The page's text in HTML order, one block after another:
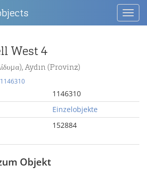
West 4
Aydın (Provinz)
1146310
Einzelobjekte
152884
Objekt